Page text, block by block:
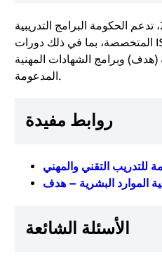
في إطار رؤية السعودية 2030، تدعم الحكومة البرامج التدريبية
المتخصصة، بما في ذلك دورات ISO، من خلال مبادرات مثل
(هدف) وبرامج الشهادات المهنية
المدعومة.
روابط مفيدة
للتدريب التقني والمهني
الموارد البشرية – هدف
الأسئلة الشائعة